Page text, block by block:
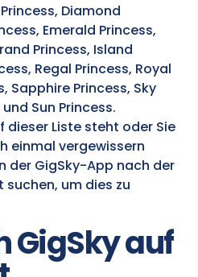
Diamond
Emerald Princess,
Princess, Island
Regal Princess, Royal
Sapphire Princess, Sky
Sun Princess.
dieser Liste steht oder Sie
einmal vergewissern
der GigSky-App nach der
um dies zu
GigSky auf